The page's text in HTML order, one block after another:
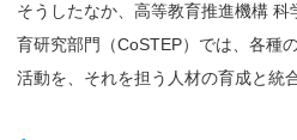
そうしたなか、高等教育推進機構
育研究部門（CoSTEP）では、各種
活動を、それを担う人材の育成と統